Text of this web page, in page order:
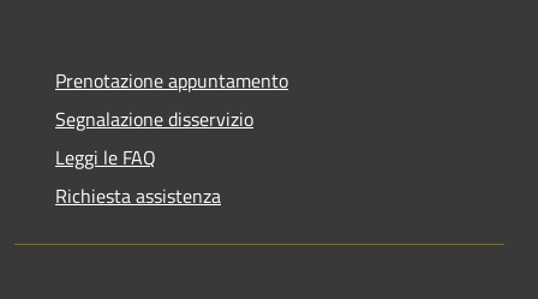
Prenotazione appuntamento
Segnalazione disservizio
Leggi le FAQ
Richiesta assistenza